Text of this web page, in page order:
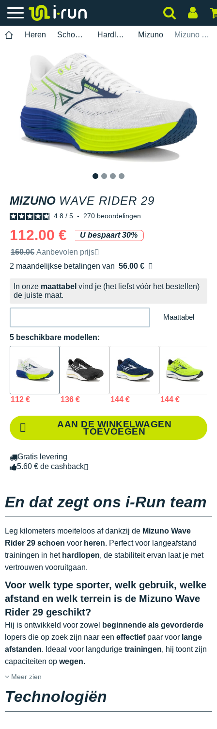
Heren Schoenen Hardlopen Mizuno Mizuno Wave Rider 29
MIZUNO WAVE RIDER 29
4.8 / 5 - 270 beoordelingen
112.00 €
U bespaart 30%
Door het merk aanbevolen verkoopprijs
160.0€ Aanbevolen prijs
2 maandelijkse betalingen van 56.00 €
zonder kosten
In onze maattabel vind je (het liefst vóór het bestellen)
de juiste maat.
Maattabel
5 beschikbare modellen:
112 € 136 € 144 € 144 €
AAN DE WINKELWAGEN
TOEVOEGEN
Gratis levering
5.60 € de cashback
En dat zegt ons i-Run team
Leg kilometers moeiteloos af dankzij de Mizuno Wave
Rider 29 schoen voor heren. Perfect voor langeafstand
trainingen in het hardlopen, de stabiliteit ervan laat je met
vertrouwen vooruitgaan.
Voor welk type sporter, welk gebruik, welke
afstand en welk terrein is de Mizuno Wave
Rider 29 geschikt?
Hij is ontwikkeld voor zowel
beginnende als gevorderde
lopers die op zoek zijn naar een effectiefpaar voor lange
afstanden. Ideaal voor langdurige trainingen, hij toont zijn
capaciteiten op wegen.
Meer zien
Technologiën